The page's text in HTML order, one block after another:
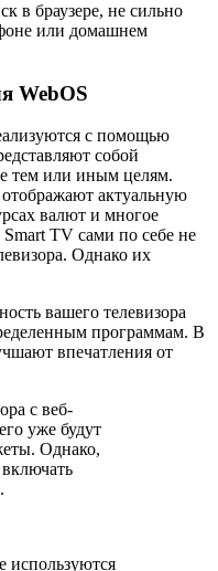
в браузере, не сильно
или домашнем
WebOS
с помощью
собой
тем или иным целям.
актуальную
валют и многое
TV сами по себе не
Однако их
вашего телевизора
программам. В
впечатления от
с веб-
уже будут
Однако,
используются